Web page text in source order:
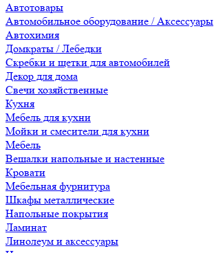
Автотовары
Автомобильное оборудование / Аксессуары
Автохимия
Домкраты / Лебедки
Скребки и щетки для автомобилей
Декор для дома
Свечи хозяйственные
Кухня
Мебель для кухни
Мойки и смесители для кухни
Мебель
Вешалки напольные и настенные
Кровати
Мебельная фурнитура
Шкафы металлические
Напольные покрытия
Ламинат
Линолеум и аксессуары